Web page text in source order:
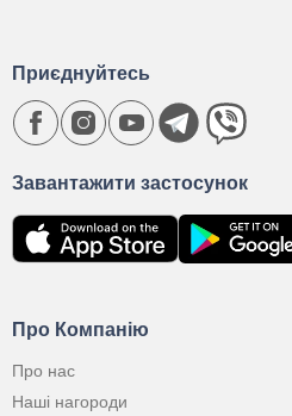
Про Компанію
Про нас
Наші нагороди
Завантажити застосунок
Приєднуйтесь